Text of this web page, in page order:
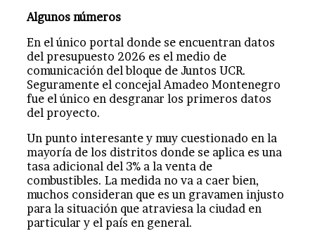
Algunos números
En el único portal donde se encuentran datos
del presupuesto 2026 es el medio de
comunicación del bloque de Juntos UCR.
Seguramente el concejal Amadeo Montenegro
fue el único en desgranar los primeros datos
del proyecto.
Un punto interesante y muy cuestionado en la
mayoría de los distritos donde se aplica es una
tasa adicional del 3% a la venta de
combustibles. La medida no va a caer bien,
muchos consideran que es un gravamen injusto
para la situación que atraviesa la ciudad en
particular y el país en general.